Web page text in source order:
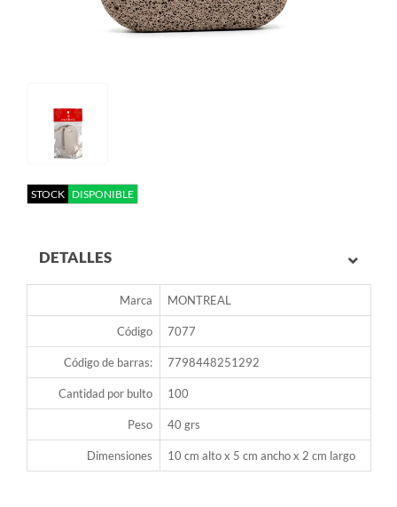
STOCK DISPONIBLE
DETALLES
Marca MONTREAL
Código 7077
Código de barras: 7798448251292
Cantidad por bulto 100
Peso 40 grs
Dimensiones 10 cm alto x 5 cm ancho x 2 cm largo